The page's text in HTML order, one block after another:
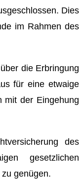
Dies
im Rahmen des
die Erbringung
für eine etwaige
mit der Eingehung
des
gesetzlichen
genügen.